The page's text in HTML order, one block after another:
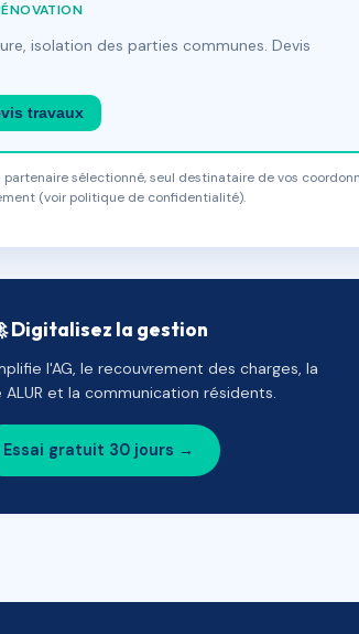
isolation des parties communes. Devis
travaux
sélectionné, seul destinataire de vos
(voir politique de confidentialité).
Digitalisez la gestion
l'AG, le recouvrement des charges, la
et la communication résidents.
Essai gratuit 30 jours →